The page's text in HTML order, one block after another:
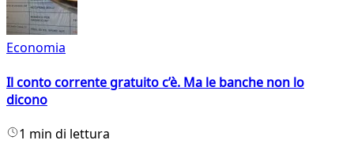
Economia
Il conto corrente gratuito c’è. Ma le banche non lo
dicono
1 min di lettura